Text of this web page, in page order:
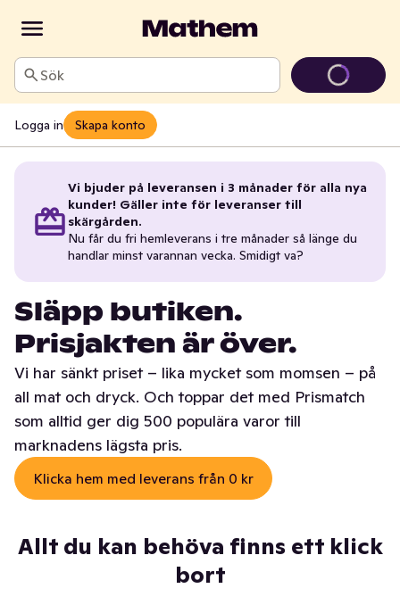
Sök
Logga in Skapa konto
Vi bjuder på leveransen i 3 månader för alla nya
kunder! Gäller inte för leveranser till
skärgården.
Nu får du fri hemleverans i tre månader så länge du
handlar minst varannan vecka. Smidigt va?
Släpp butiken.
Prisjakten är över.
Vi har sänkt priset – lika mycket som momsen – på
all mat och dryck. Och toppar det med Prismatch
som alltid ger dig 500 populära varor till
marknadens lägsta pris.
Klicka hem med leverans från 0 kr
Allt du kan behöva finns ett klick
bort